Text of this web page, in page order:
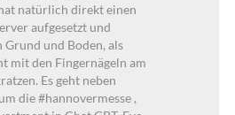
natürlich direkt einen
aufgesetzt und
Grund und Boden, als
mit den Fingernägeln am
Es geht neben
die #hannovermesse ,